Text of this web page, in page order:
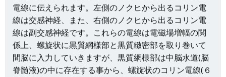
電線に伝えられます。左側のノクヒから出るコリン電
線は交感神経、また、右側のノクヒから出るコリン電
線は副交感神経です。これらの電線は電磁場増幅の関
係上、螺旋状に黒質網様部と黒質緻密部を取り巻いて
間脳に入力していきますが、黒質網様部は中脳水道(脳
脊髄液)の中に存在する事から、螺旋状のコリン電線(６